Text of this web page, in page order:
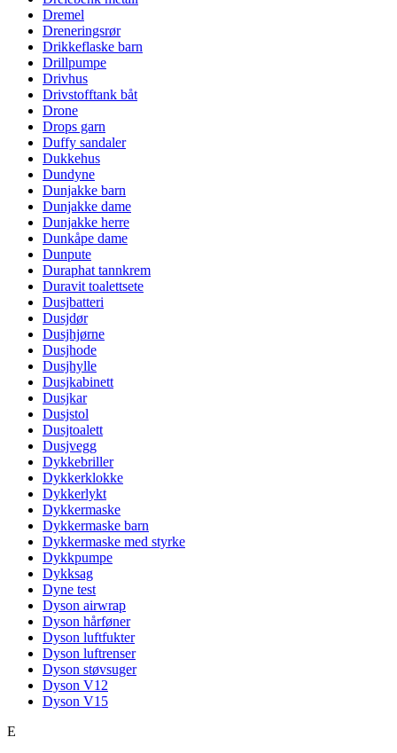
Dremel
Dreneringsrør
Drikkeflaske barn
Drillpumpe
Drivhus
Drivstofftank båt
Drone
Drops garn
Duffy sandaler
Dukkehus
Dundyne
Dunjakke barn
Dunjakke dame
Dunjakke herre
Dunkåpe dame
Dunpute
Duraphat tannkrem
Duravit toalettsete
Dusjbatteri
Dusjdør
Dusjhjørne
Dusjhode
Dusjhylle
Dusjkabinett
Dusjkar
Dusjstol
Dusjtoalett
Dusjvegg
Dykkebriller
Dykkerklokke
Dykkerlykt
Dykkermaske
Dykkermaske barn
Dykkermaske med styrke
Dykkpumpe
Dykksag
Dyne test
Dyson airwrap
Dyson hårføner
Dyson luftfukter
Dyson luftrenser
Dyson støvsuger
Dyson V12
Dyson V15
E